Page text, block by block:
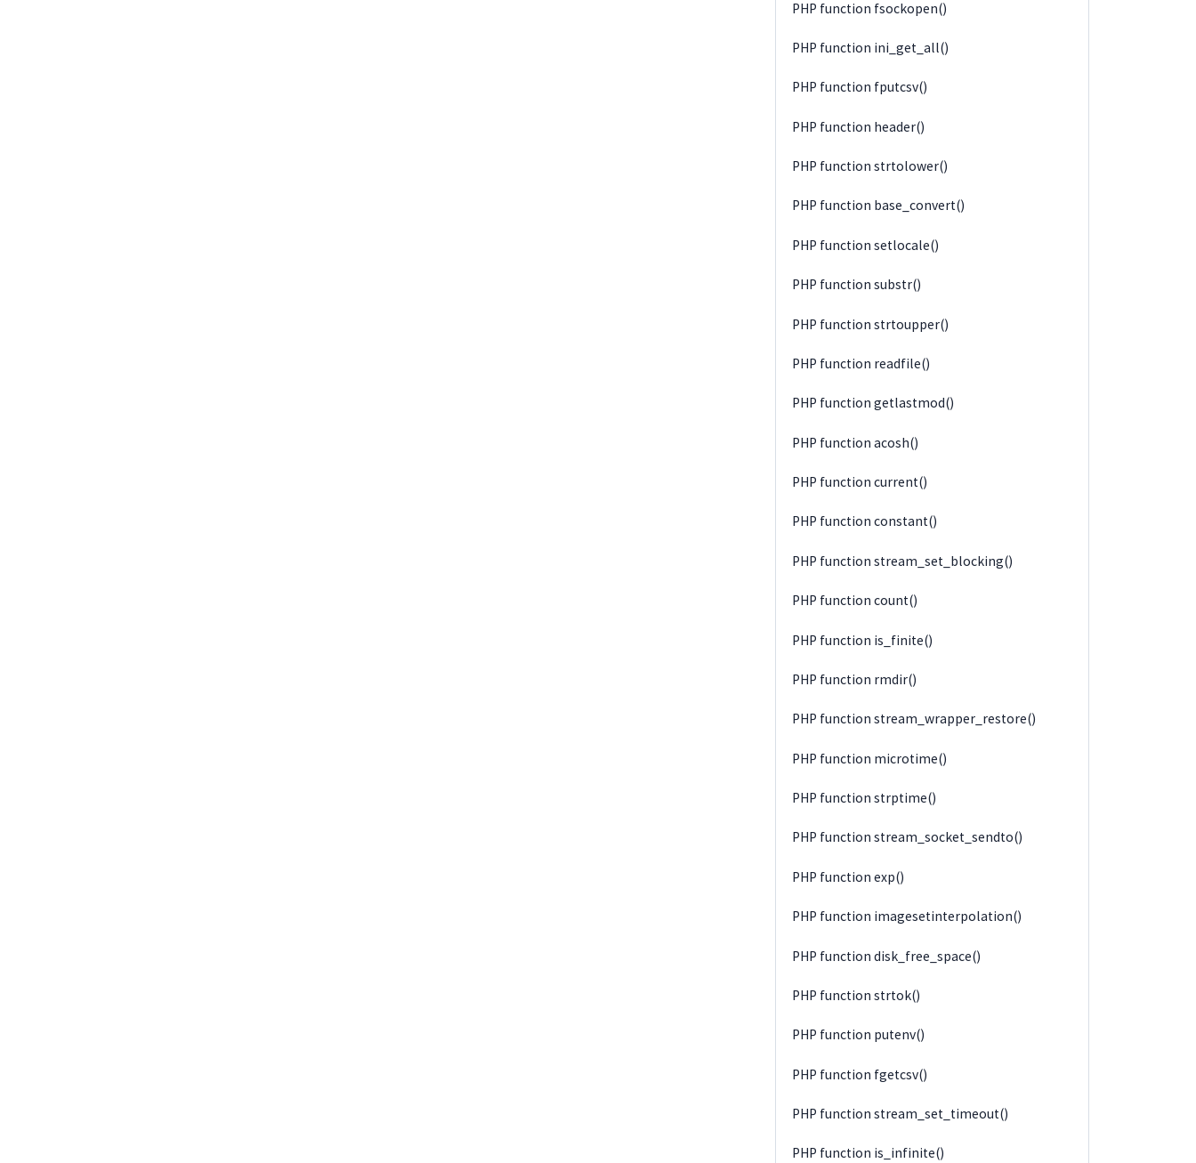
PHP function fsockopen()
PHP function ini_get_all()
PHP function fputcsv()
PHP function header()
PHP function strtolower()
PHP function base_convert()
PHP function setlocale()
PHP function substr()
PHP function strtoupper()
PHP function readfile()
PHP function getlastmod()
PHP function acosh()
PHP function current()
PHP function constant()
PHP function stream_set_blocking()
PHP function count()
PHP function is_finite()
PHP function rmdir()
PHP function stream_wrapper_restore()
PHP function microtime()
PHP function strptime()
PHP function stream_socket_sendto()
PHP function exp()
PHP function imagesetinterpolation()
PHP function disk_free_space()
PHP function strtok()
PHP function putenv()
PHP function fgetcsv()
PHP function stream_set_timeout()
PHP function is_infinite()